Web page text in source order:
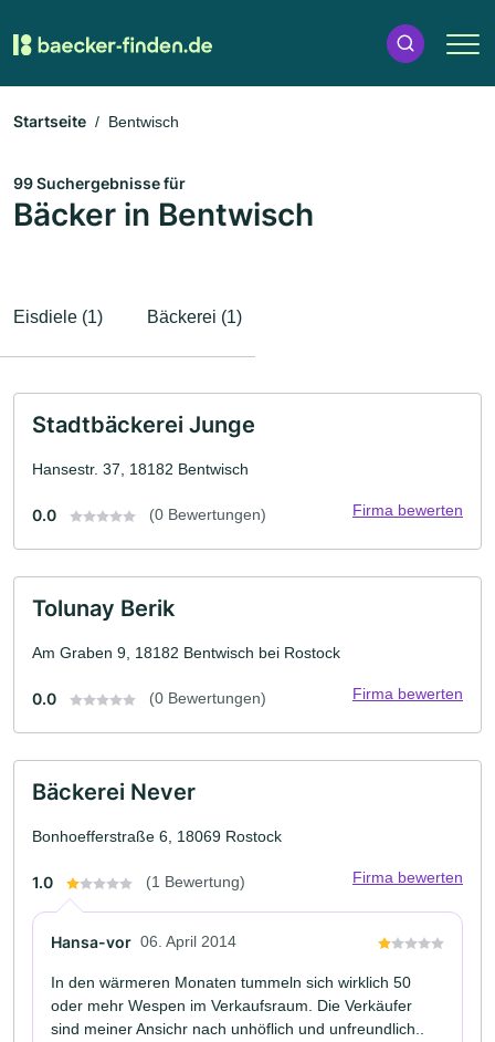
Startseite Bentwisch
99 Suchergebnisse für
Bäcker in Bentwisch
Eisdiele (1) Bäckerei (1)
Stadtbäckerei Junge
Hansestr. 37, 18182 Bentwisch
0.0 (0 Bewertungen) Firma bewerten
Tolunay Berik
Am Graben 9, 18182 Bentwisch bei Rostock
0.0 (0 Bewertungen) Firma bewerten
Bäckerei Never
Bonhoefferstraße 6, 18069 Rostock
1.0 (1 Bewertung) Firma bewerten
Hansa-vor 06. April 2014
In den wärmeren Monaten tummeln sich wirklich 50
oder mehr Wespen im Verkaufsraum. Die Verkäufer
sind meiner Ansichr nach unhöflich und unfreundlich..